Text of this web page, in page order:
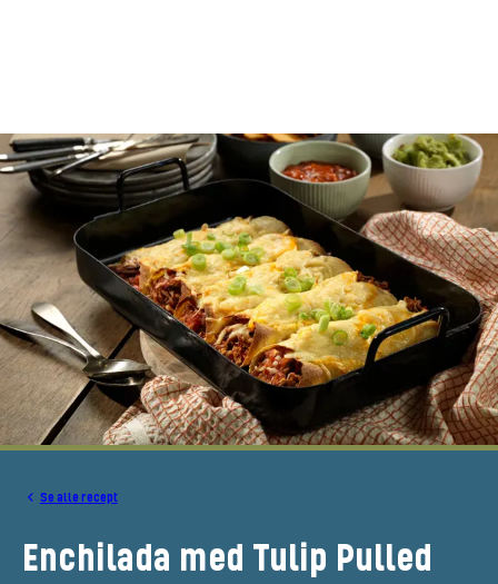
Se alle recept
Enchilada med Tulip Pulled